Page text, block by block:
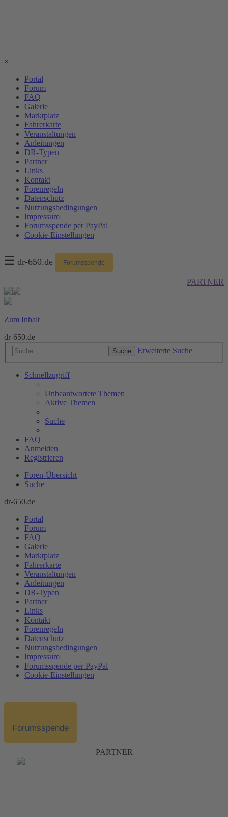
×
Portal
Forum
FAQ
Galerie
Marktplatz
Fahrerkarte
Veranstaltungen
Anleitungen
DR-Typen
Partner
Links
Kontakt
Forenregeln
Datenschutz
Nutzungsbedingungen
Impressum
Forumsspende per PayPal
Cookie-Einstellungen
☰ dr-650.de Forumsspende
PARTNER
Zum Inhalt
dr-650.de
Suche Erweiterte Suche
Schnellzugriff
Unbeantwortete Themen
Aktive Themen
Suche
FAQ
Anmelden
Registrieren
Foren-Übersicht
Suche
dr-650.de
Portal
Forum
FAQ
Galerie
Marktplatz
Fahrerkarte
Veranstaltungen
Anleitungen
DR-Typen
Partner
Links
Kontakt
Forenregeln
Datenschutz
Nutzungsbedingungen
Impressum
Forumsspende per PayPal
Cookie-Einstellungen
Forumsspende
PARTNER